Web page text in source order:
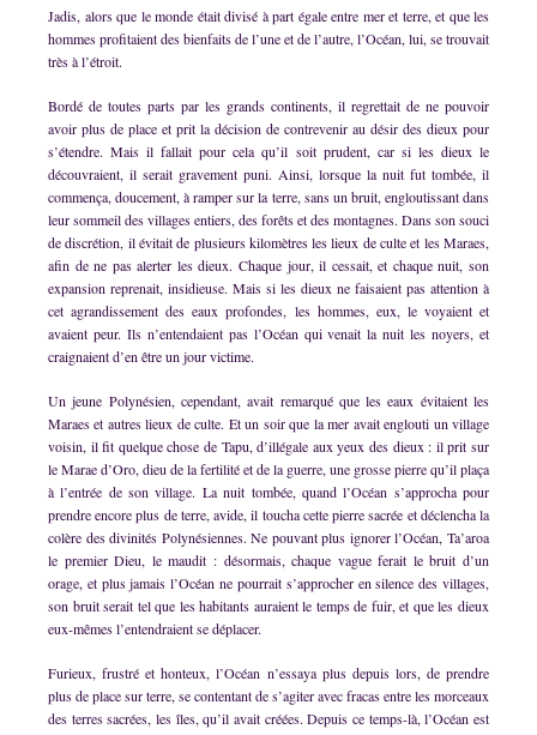
Jadis, alors que le monde était divisé à part égale entre mer et terre, et que les
hommes profitaient des bienfaits de l’une et de l’autre, l’Océan, lui, se trouvait
très à l’étroit.
Bordé de toutes parts par les grands continents, il regrettait de ne pouvoir
avoir plus de place et prit la décision de contrevenir au désir des dieux pour
s’étendre. Mais il fallait pour cela qu’il soit prudent, car si les dieux le
découvraient, il serait gravement puni. Ainsi, lorsque la nuit fut tombée, il
commença, doucement, à ramper sur la terre, sans un bruit, engloutissant dans
leur sommeil des villages entiers, des forêts et des montagnes. Dans son souci
de discrétion, il évitait de plusieurs kilomètres les lieux de culte et les Maraes,
afin de ne pas alerter les dieux. Chaque jour, il cessait, et chaque nuit, son
expansion reprenait, insidieuse. Mais si les dieux ne faisaient pas attention à
cet agrandissement des eaux profondes, les hommes, eux, le voyaient et
avaient peur. Ils n’entendaient pas l’Océan qui venait la nuit les noyers, et
craignaient d’en être un jour victime.
Un jeune Polynésien, cependant, avait remarqué que les eaux évitaient les
Maraes et autres lieux de culte. Et un soir que la mer avait englouti un village
voisin, il fit quelque chose de Tapu, d’illégale aux yeux des dieux : il prit sur
le Marae d’Oro, dieu de la fertilité et de la guerre, une grosse pierre qu’il plaça
à l’entrée de son village. La nuit tombée, quand l’Océan s’approcha pour
prendre encore plus de terre, avide, il toucha cette pierre sacrée et déclencha la
colère des divinités Polynésiennes. Ne pouvant plus ignorer l’Océan, Ta’aroa
le premier Dieu, le maudit : désormais, chaque vague ferait le bruit d’un
orage, et plus jamais l’Océan ne pourrait s’approcher en silence des villages,
son bruit serait tel que les habitants auraient le temps de fuir, et que les dieux
eux-mêmes l’entendraient se déplacer.
Furieux, frustré et honteux, l’Océan n’essaya plus depuis lors, de prendre
plus de place sur terre, se contentant de s’agiter avec fracas entre les morceaux
des terres sacrées, les îles, qu’il avait créées. Depuis ce temps-là, l’Océan est